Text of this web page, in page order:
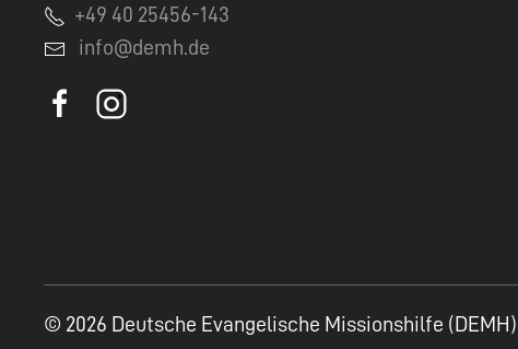
+49 40 25456-143
info@demh.de
© 2026 Deutsche Evangelische Missionshilfe (DEMH)